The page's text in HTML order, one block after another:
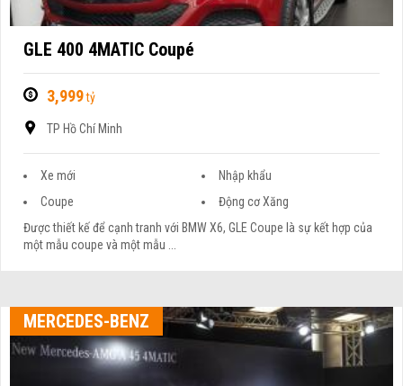
GLE 400 4MATIC Coupé
3,999tỷ
TP Hồ Chí Minh
Xe mới
Nhập khẩu
Coupe
Động cơ Xăng
Được thiết kế để cạnh tranh với BMW X6, GLE Coupe là sự kết hợp của
một mẫu coupe và một mẫu ...
MERCEDES-BENZ